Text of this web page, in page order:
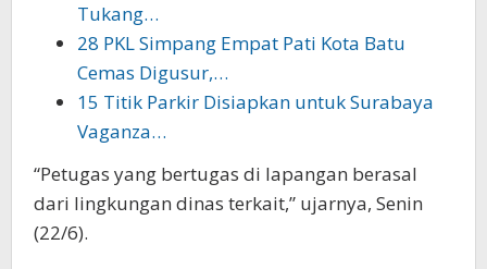
Tukang…
28 PKL Simpang Empat Pati Kota Batu
Cemas Digusur,…
15 Titik Parkir Disiapkan untuk Surabaya
Vaganza…
“Petugas yang bertugas di lapangan berasal
dari lingkungan dinas terkait,” ujarnya, Senin
(22/6).